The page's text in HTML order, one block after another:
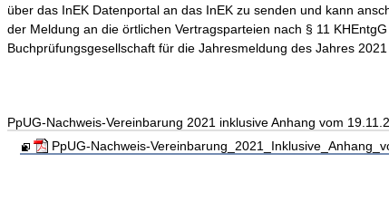
über das InEK Datenportal an das InEK zu senden und kann
der Meldung an die örtlichen Vertragsparteien nach § 11
Buchprüfungsgesellschaft für die Jahresmeldung des Jahres
PpUG-Nachweis-Vereinbarung 2021 inklusive Anhang vom
PpUG-Nachweis-